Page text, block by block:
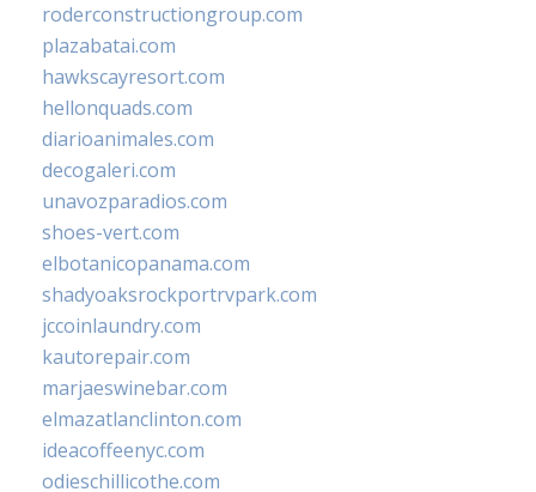
roderconstructiongroup.com
plazabatai.com
hawkscayresort.com
hellonquads.com
diarioanimales.com
decogaleri.com
unavozparadios.com
shoes-vert.com
elbotanicopanama.com
shadyoaksrockportrvpark.com
jccoinlaundry.com
kautorepair.com
marjaeswinebar.com
elmazatlanclinton.com
ideacoffeenyc.com
odieschillicothe.com